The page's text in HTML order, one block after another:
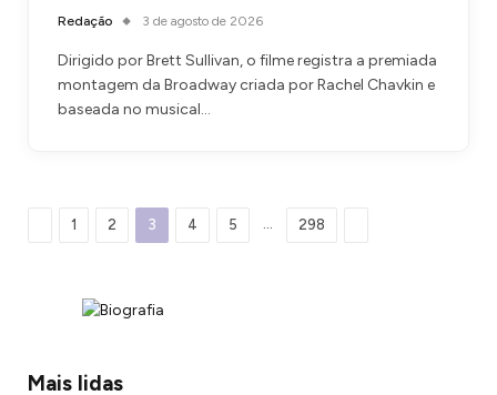
Redação 3 de agosto de 2026
Dirigido por Brett Sullivan, o filme registra a premiada
montagem da Broadway criada por Rachel Chavkin e
baseada no musical…
Anterior
1 2 3 4 5 298
Mais lidas